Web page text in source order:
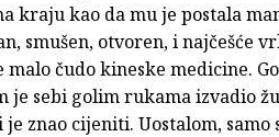
kraju kao da mu je postala
smušen, otvoren, i najčešće
malo čudo kineske medicine.
je sebi golim rukama izvadio
znao cijeniti. Uostalom,